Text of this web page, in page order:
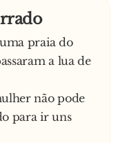
privado. ...
"invite-
para voltar
pongue. ...
praia do
a lua de
não pode
para ir uns